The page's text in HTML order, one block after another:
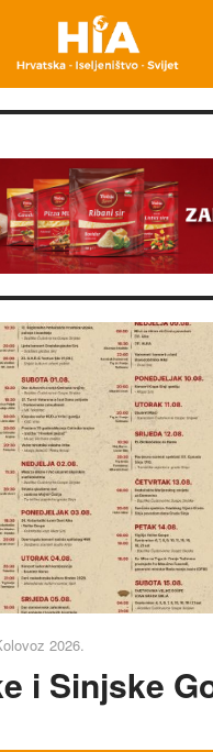
2026.
i Sinjske